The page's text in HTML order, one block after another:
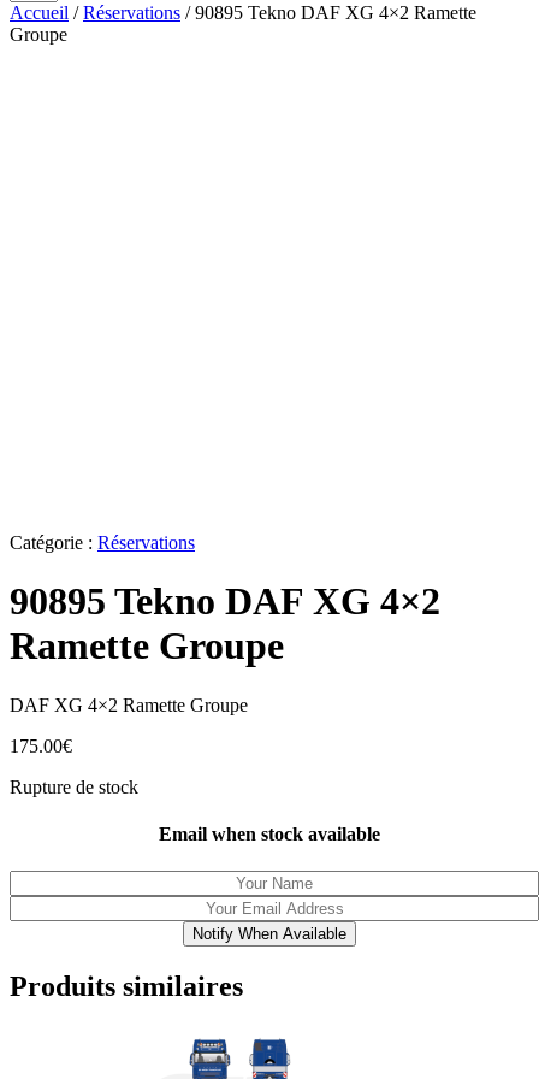
Accueil /Réservations / 90895 Tekno DAF XG 4×2 Ramette
Groupe
Catégorie : Réservations
90895 Tekno DAF XG 4×2
Ramette Groupe
DAF XG 4×2 Ramette Groupe
175.00€
Rupture de stock
Email when stock available
Notify When Available
Produits similaires